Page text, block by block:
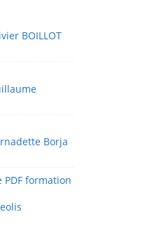
formation